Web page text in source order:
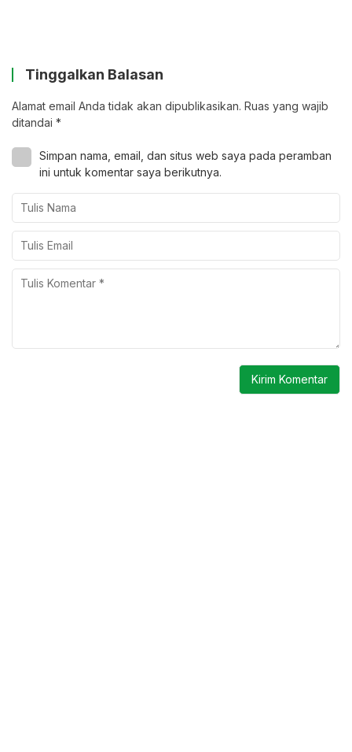
Tinggalkan Balasan
Alamat email Anda tidak akan dipublikasikan. Ruas yang wajib
ditandai *
Simpan nama, email, dan situs web saya pada peramban
ini untuk komentar saya berikutnya.